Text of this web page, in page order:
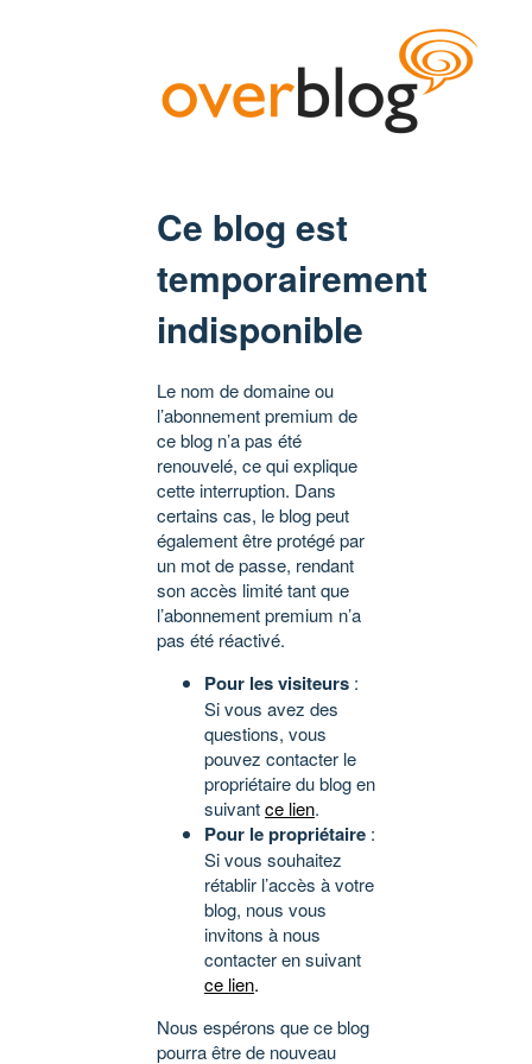
Ce blog est
temporairement
indisponible
Le nom de domaine ou
l’abonnement premium de
ce blog n’a pas été
renouvelé, ce qui explique
cette interruption. Dans
certains cas, le blog peut
également être protégé par
un mot de passe, rendant
son accès limité tant que
l’abonnement premium n’a
pas été réactivé.
Pour les visiteurs :
Si vous avez des
questions, vous
pouvez contacter le
propriétaire du blog en
suivantce lien.
Pour le propriétaire :
Si vous souhaitez
rétablir l’accès à votre
blog, nous vous
invitons à nous
contacter en suivant
ce lien.
Nous espérons que ce blog
pourra être de nouveau